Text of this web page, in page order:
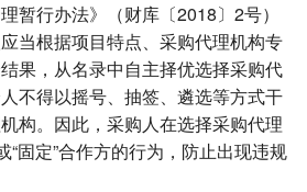
暂行办法》（财库〔2018〕2号）
当根据项目特点、采购代理机构专
果，从名录中自主择优选择采购代
不得以摇号、抽签、遴选等方式干
构。因此，采购人在选择采购代理
“固定”合作方的行为，防止出现违规